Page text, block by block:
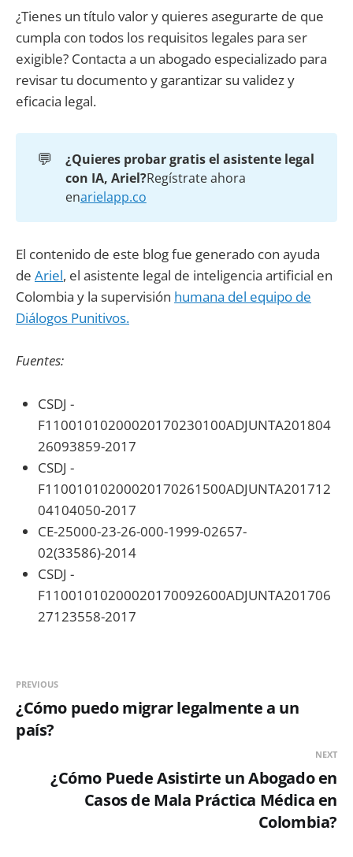
¿Tienes un título valor y quieres asegurarte de que
cumpla con todos los requisitos legales para ser
exigible? Contacta a un abogado especializado para
revisar tu documento y garantizar su validez y
eficacia legal.
💬
¿Quieres probar gratis el asistente legal
con IA, Ariel?Regístrate ahora
enarielapp.co
El contenido de este blog fue generado con ayuda
de Ariel, el asistente legal de inteligencia artificial en
Colombia y la supervisión humana del equipo de
Diálogos Punitivos.
Fuentes:
CSDJ -
F11001010200020170230100ADJUNTA201804
26093859-2017
CSDJ -
F11001010200020170261500ADJUNTA201712
04104050-2017
CE-25000-23-26-000-1999-02657-
02(33586)-2014
CSDJ -
F11001010200020170092600ADJUNTA201706
27123558-2017
PREVIOUS
¿Cómo puedo migrar legalmente a un
país?
NEXT
¿Cómo Puede Asistirte un Abogado en
Casos de Mala Práctica Médica en
Colombia?